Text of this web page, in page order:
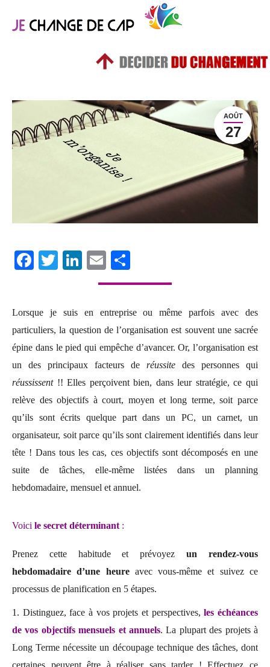
AOÛT
27
Facebook
Twitter
LinkedIn
Email
Lorsque je suis en entreprise ou même parfois avec des
particuliers, la question de l’organisation est souvent une sacrée
épine dans le pied qui empêche d’avancer. Or, l’organisation est
un des principaux facteurs de réussite des personnes qui
réussissent!! Elles perçoivent bien, dans leur stratégie, ce qui
relève des objectifs à court, moyen et long terme, soit parce
qu’ils sont écrits quelque part dans un PC, un carnet, un
organisateur, soit parce qu’ils sont clairement identifiés dans leur
tête ! Dans tous les cas, ces objectifs sont décomposés en une
suite de tâches, elle-même listées dans un planning
hebdomadaire, mensuel et annuel.
Voici le secret déterminant :
Prenez cette habitude et prévoyezun rendez-vous
hebdomadaire d’une heureavec vous-même et suivez ce
processus de planification en 5 étapes.
1. Distinguez, face à vos projets et perspectives,les échéances
de vos objectifs mensuels et annuels. La plupart des projets à
Long Terme nécessite un découpage technique des tâches, dont
certaines peuvent être à réaliser sans tarder ! Effectuez ce